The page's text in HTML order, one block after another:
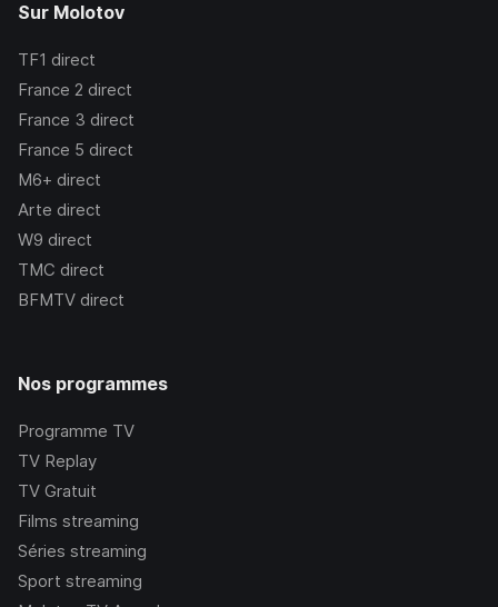
Sur Molotov
TF1 direct
France 2 direct
France 3 direct
France 5 direct
M6+ direct
Arte direct
W9 direct
TMC direct
BFMTV direct
Nos programmes
Programme TV
TV Replay
TV Gratuit
Films streaming
Séries streaming
Sport streaming